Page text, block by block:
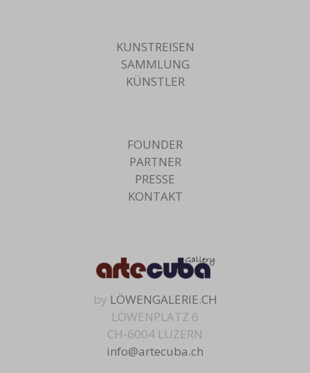
KUNSTREISEN
SAMMLUNG
KÜNSTLER
FOUNDER
PARTNER
PRESSE
KONTAKT
by LÖWENGALERIE.CH
LÖWENPLATZ 6
CH-6004 LUZERN
info@artecuba.ch